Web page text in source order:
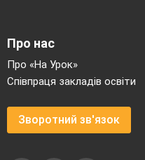
Про нас
Про «На Урок»
Співпраця закладів освіти
Зворотний зв'язок